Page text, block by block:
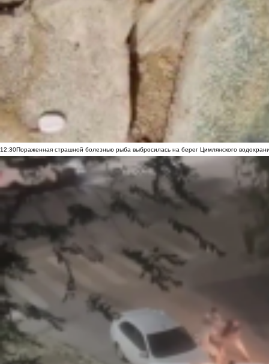
12:30Пораженная страшной болезнью рыба выбросилась на берег Цимлянского